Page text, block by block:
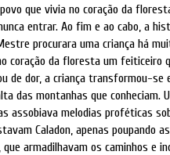
que vivia no coração da
entrar. Ao fim e ao cabo, a
procurara uma criança há
coração da floresta um feiticeiro
de dor, a criança transformou-se
das montanhas que conheciam.
assobiava melodias proféticas
Caladon, apenas poupando
armadilhavam os caminhos e